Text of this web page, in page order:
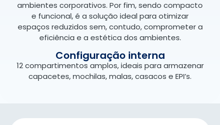
ambientes corporativos. Por fim, sendo compacto
e funcional, é a solução ideal para otimizar
espaços reduzidos sem, contudo, comprometer a
eficiência e a estética dos ambientes.
Configuração interna
12 compartimentos amplos, ideais para armazenar
capacetes, mochilas, malas, casacos e EPI’s.